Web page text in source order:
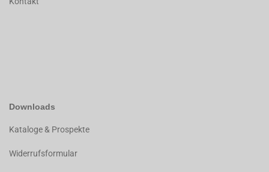
Downloads
Kataloge & Prospekte
Widerrufsformular